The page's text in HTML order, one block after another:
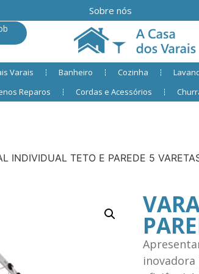
Sobre nós
Varais Banheiro Cozinha
Reparos
Cordas e Acessórios
INDIVIDUAL TETO E PAREDE 5